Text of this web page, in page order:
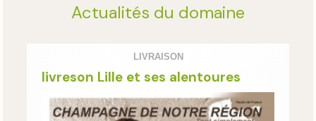
Actualités du domaine
LIVRAISON
livreson Lille et ses alentoures